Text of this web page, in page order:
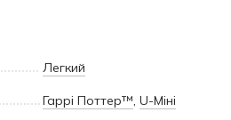
Легкий
Гаррі Поттер™, U-Міні